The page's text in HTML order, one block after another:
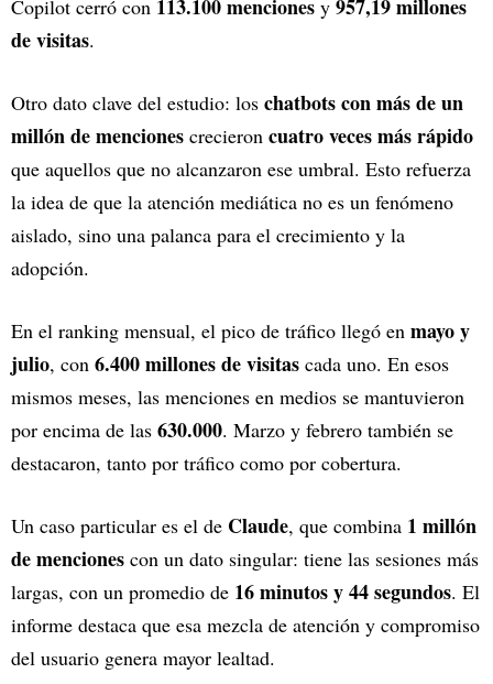
Copilot cerró con 113.100 menciones y 957,19 millones
de visitas.
Otro dato clave del estudio: los chatbots con más de un
millón de menciones crecieron cuatro veces más rápido
que aquellos que no alcanzaron ese umbral. Esto refuerza
la idea de que la atención mediática no es un fenómeno
aislado, sino una palanca para el crecimiento y la
adopción.
En el ranking mensual, el pico de tráfico llegó en mayo y
julio, con 6.400 millones de visitas cada uno. En esos
mismos meses, las menciones en medios se mantuvieron
por encima de las 630.000. Marzo y febrero también se
destacaron, tanto por tráfico como por cobertura.
Un caso particular es el de Claude, que combina 1 millón
de menciones con un dato singular: tiene las sesiones más
largas, con un promedio de 16 minutos y 44 segundos. El
informe destaca que esa mezcla de atención y compromiso
del usuario genera mayor lealtad.